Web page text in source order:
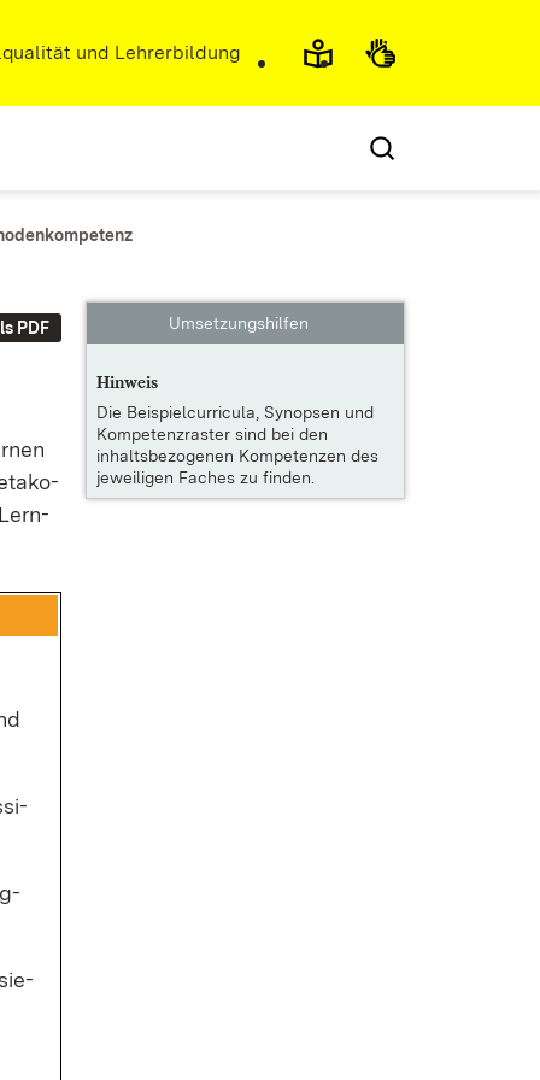
und Lehrerbildung
PDF Umsetzungshilfen
Hinweis
Die Beispielcurricula, Synopsen und
Kompetenzraster sind bei den
inhaltsbezogenen Kompetenzen des
jeweiligen Faches zu finden.